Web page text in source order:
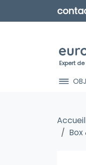
Expert
Accueil